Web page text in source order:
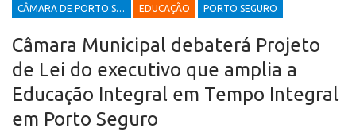
CÂMARA DE PORTO SEGURO EDUCAÇÃO PORTO SEGURO
Câmara Municipal debaterá Projeto
de Lei do executivo que amplia a
Educação Integral em Tempo Integral
em Porto Seguro